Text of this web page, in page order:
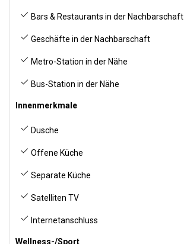
Bars & Restaurants in der Nachbarschaft
Geschäfte in der Nachbarschaft
Metro-Station in der Nähe
Bus-Station in der Nähe
Innenmerkmale
Dusche
Offene Küche
Separate Küche
Satelliten TV
Internetanschluss
Wellness-/Sport